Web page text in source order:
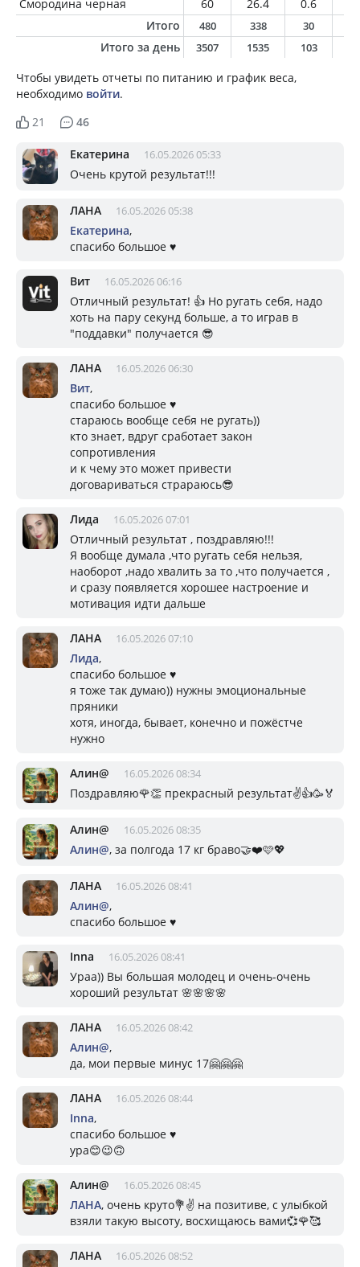
Смородина черная 60 26.4 0.6
Итого
480 338 30
Итого за день 3507 1535 103
Чтобы увидеть отчеты по питанию и график веса,
необходимо войти.
21
46
Екатерина 16.05.2026 05:33
Очень крутой результат!!!
ЛАНА 16.05.2026 05:38
Екатерина,
спасибо большое ♥️
Вит 16.05.2026 06:16
Отличный результат! 👍 Но ругать себя, надо
хоть на пару секунд больше, а то играв в
"поддавки" получается 😎
ЛАНА 16.05.2026 06:30
Вит,
спасибо большое ♥️
стараюсь вообще себя не ругать))
кто знает, вдруг сработает закон
сопротивления
и к чему это может привести
договариваться страраюсь😎
Лида 16.05.2026 07:01
Отличный результат , поздравляю!!!
Я вообще думала ,что ругать себя нельзя,
наоборот ,надо хвалить за то ,что получается ,
и сразу появляется хорошее настроение и
мотивация идти дальше
ЛАНА 16.05.2026 07:10
Лида,
спасибо большое ♥️
я тоже так думаю)) нужны эмоциональные
пряники
хотя, иногда, бывает, конечно и пожёстче
нужно
Алин@ 16.05.2026 08:34
Поздравляю🌹👏 прекрасный результат✌️👍🥳🏅
Алин@ 16.05.2026 08:35
Алин@, за полгода 17 кг браво🤝❤️🩷💖
ЛАНА 16.05.2026 08:41
Алин@,
спасибо большое ♥️
Inna 16.05.2026 08:41
Ураа)) Вы большая молодец и очень-очень
хороший результат 🌸🌸🌸🌸
ЛАНА 16.05.2026 08:42
Алин@,
да, мои первые минус 17🤗🤗🤗
ЛАНА 16.05.2026 08:44
Inna,
спасибо большое ♥️
ура😊😉🙃
Алин@ 16.05.2026 08:45
ЛАНА, очень круто💐✌️ на позитиве, с улыбкой
взяли такую высоту, восхищаюсь вами💞🌹🥰
ЛАНА 16.05.2026 08:52